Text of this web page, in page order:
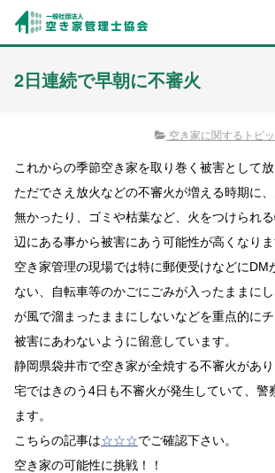
2日連続で早朝に不審火
空き家に関するトピ
これからの季節空き家を取り巻く被害として放
ただでさえ放火などの不審火が増える時期に
無かったり、ゴミや枯葉など、火をつけられ
辺にある事から被害にあう可能性が高くなりま
空き家管理の現場では特に郵便受けなどにDM
ない、自転車等のかごにごみが入ったままに
が風で溜まったままにしないなどを重点的に
被害にあわないように留意しています。
静岡県袋井市で空き家が全焼する不審火があ
宅ではきのう4日も不審火が発生していて、警
ます。
こちらの記事は☆☆☆でご確認下さい。
空き家の可能性に挑戦！！